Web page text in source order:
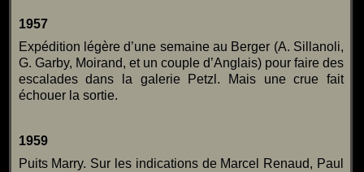
1957
Expédition légère d’une semaine au Berger (A. Sillanoli,
G. Garby, Moirand, et un couple d’Anglais) pour faire des
escalades dans la galerie Petzl. Mais une crue fait
échouer la sortie.
1959
Puits Marry. Sur les indications de Marcel Renaud, Paul